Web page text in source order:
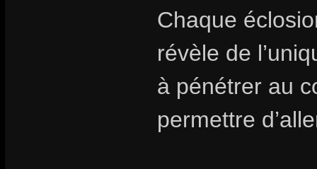
Chaque
révèle de
à pénétrer au
permettre